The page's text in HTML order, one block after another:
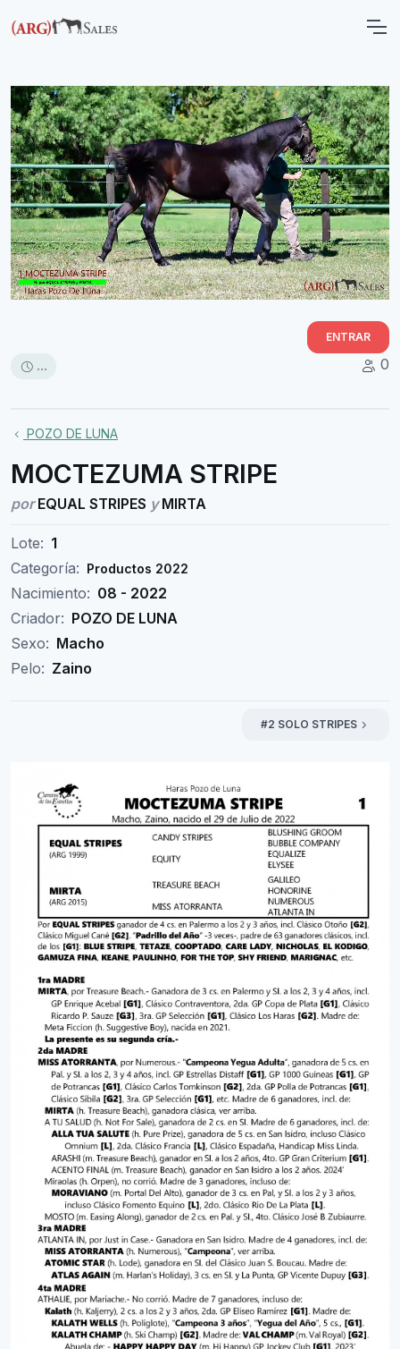
ENTRAR
... 0
POZO DE LUNA
MOCTEZUMA STRIPE
porEQUAL STRIPES yMIRTA
Lote: 1
Categoría: Productos 2022
Nacimiento: 08 - 2022
Criador: POZO DE LUNA
Sexo: Macho
Pelo: Zaino
#2 SOLO STRIPES